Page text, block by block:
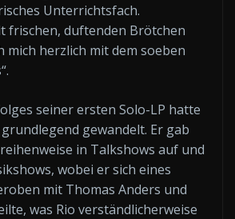
Unterrichtsfach.
frischen, duftenden Brötchen
mich herzlich mit dem soeben
seiner ersten Solo-LP hatte
gewandelt. Er gab
in Talkshows auf und
wobei er sich eines
mit Thomas Anders und
was Rio verständlicherweise